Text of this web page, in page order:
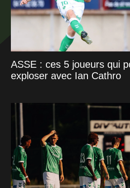
ASSE : ces 5 joueurs qui
exploser avec Ian Cathro